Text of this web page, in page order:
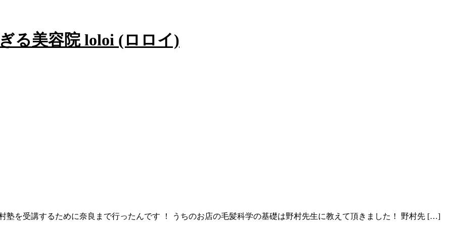
を受講するために奈良まで行ったんです ！ うちのお店の毛髪科学の基礎は野村先生に教えて頂きました！ 野村先 […]